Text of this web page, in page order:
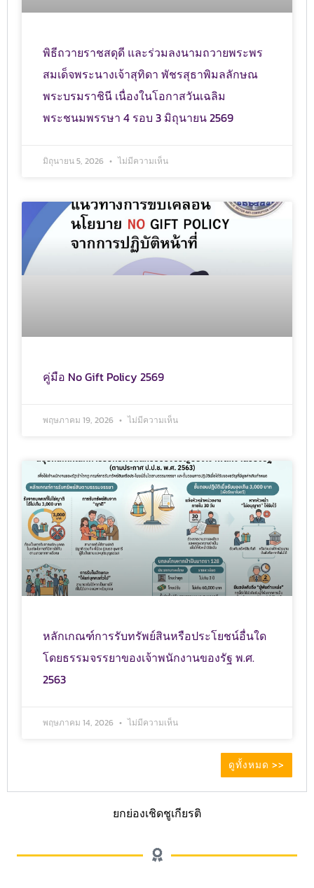
พิธีถวายราชสดุดี และร่วมลงนามถวายพระพร
สมเด็จพระนางเจ้าสุทิดา พัชรสุธาพิมลลักษณ
พระบรมราชินี เนื่องในโอกาสวันเฉลิม
พระชนมพรรษา 4 รอบ 3 มิถุนายน 2569
มิถุนายน 5, 2026 ไม่มีความเห็น
คู่มือ No Gift Policy 2569
พฤษภาคม 19, 2026 ไม่มีความเห็น
หลักเกณฑ์การรับทรัพย์สินหรือประโยชน์อื่นใด
โดยธรรมจรรยาของเจ้าพนักงานของรัฐ พ.ศ.
2563
พฤษภาคม 14, 2026 ไม่มีความเห็น
ดูทั้งหมด >>
ยกย่องเชิดชูเกียรติ